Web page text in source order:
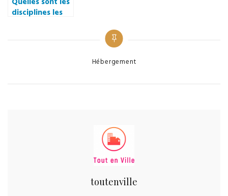
disciplines les
Categories
Hébergement
toutenville